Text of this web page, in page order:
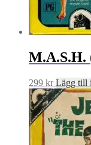
M.A.S.H.
299 kr Lägg till